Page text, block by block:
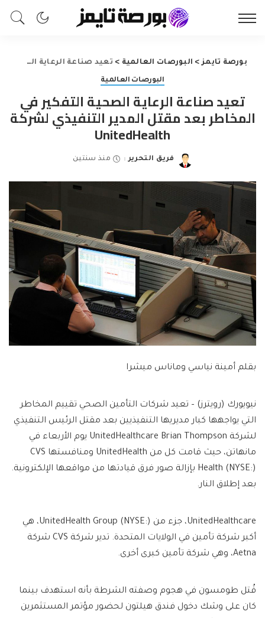
بورصة تايمز> البورصات العالمية > تعيد صناعة الرعاية الصحية التفكير في المخاطر بعد مقتل المدير التنفيذي لشركة UnitedHealth
البورصات العالمية
تعيد صناعة الرعاية الصحية التفكير في
المخاطر بعد مقتل المدير التنفيذي لشركة
UnitedHealth
Posted
فريق التحرير منذ سنتين
بقلم أمينة نياسي وماناس ميشرا
نيويورك (رويترز) – تعيد شركات التأمين الصحي تقييم المخاطر
التي يواجهها كبار مديريها التنفيذيين بعد مقتل الرئيس التنفيذي
لشركة UnitedHealthcare Brian Thompson يوم الأربعاء في
مانهاتن، حيث قامت كل من UnitedHealth ومنافستها CVS
Health (NYSE:) بإزالة صور فرق قيادتها من مواقعها الإلكترونية.
بعد إطلاق النار.
UnitedHealthcare، جزء من UnitedHealth Group (NYSE:)، هي
أكبر شركة تأمين في الولايات المتحدة. تدير شركة CVS شركة
Aetna، وهي شركة تأمين كبرى أخرى.
قُتل طومسون في هجوم وصفته الشرطة بأنه استهدف بينما
كان على وشك دخول فندق هيلتون لحضور مؤتمر المستثمرين